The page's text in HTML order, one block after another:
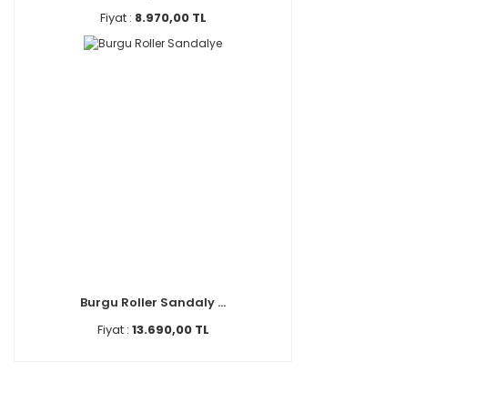
Fiyat : 8.970,00 TL
Burgu Roller Sandaly ...
Fiyat : 13.690,00 TL